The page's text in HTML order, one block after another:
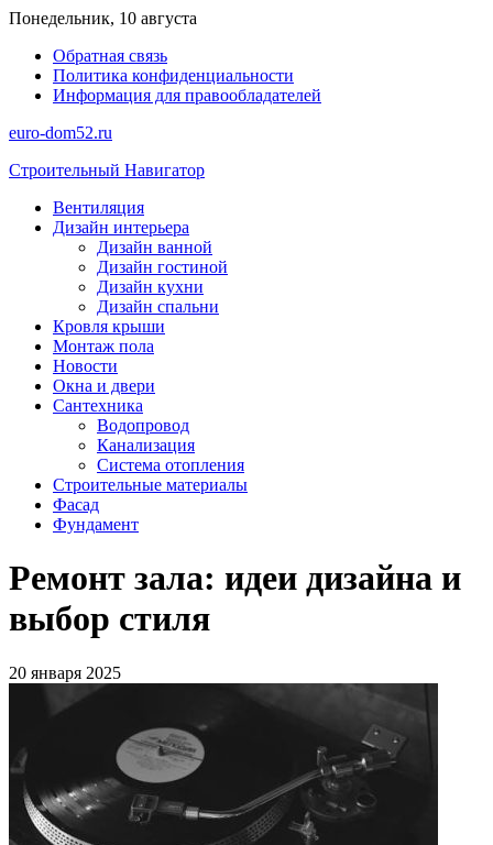
Перейти
содержимому
Понедельник, 10 августа
Обратная связь
Политика конфиденциальности
Информация для правообладателей
euro-dom52.ru
Строительный Навигатор
Вентиляция
Дизайн интерьера
Дизайн ванной
Дизайн гостиной
Дизайн кухни
Дизайн спальни
Кровля крыши
Монтаж пола
Новости
Окна и двери
Сантехника
Водопровод
Канализация
Система отопления
Строительные материалы
Фасад
Фундамент
Ремонт зала: идеи дизайна и
выбор стиля
20 января 2025